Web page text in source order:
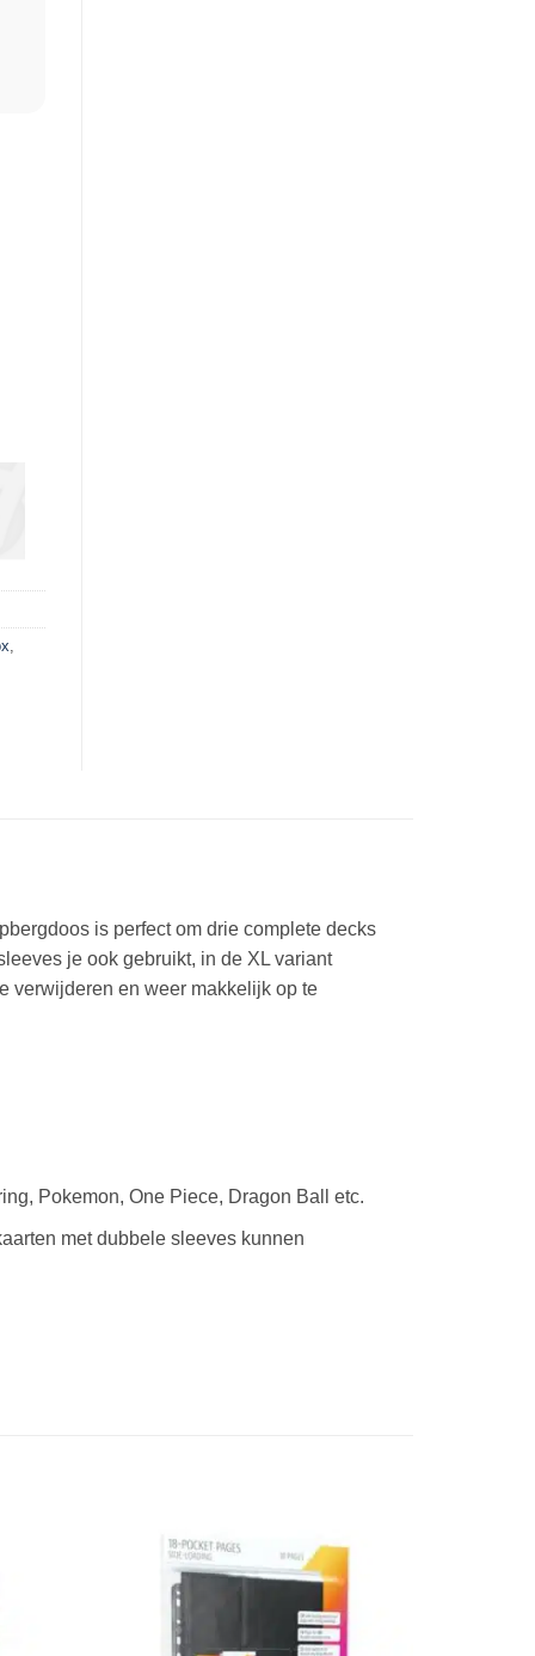
is perfect om drie complete decks
je ook gebruikt, in de XL variant
verwijderen en weer makkelijk op te
Pokemon, One Piece, Dragon Ball etc.
met dubbele sleeves kunnen